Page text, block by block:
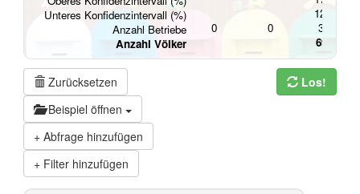
Unteres Konfidenzintervall (%)
Anzahl Betriebe
Anzahl Völker
0 0
12.83
342
6947
Zurücksetzen
Beispiel öffnen
Abfrage hinzufügen
Filter hinzufügen
Los!